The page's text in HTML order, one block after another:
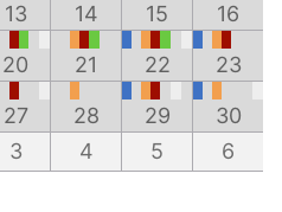
13 14 15 16
20 21 22 23
27 28 29
30
3 4 5 6